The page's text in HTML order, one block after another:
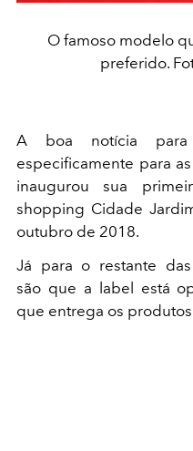
O famoso modelo
preferido.
A boa notícia
especificamente para
inaugurou sua
shopping Cidade
outubro de 2018.
Já para o restante
são que a label está
que entrega os